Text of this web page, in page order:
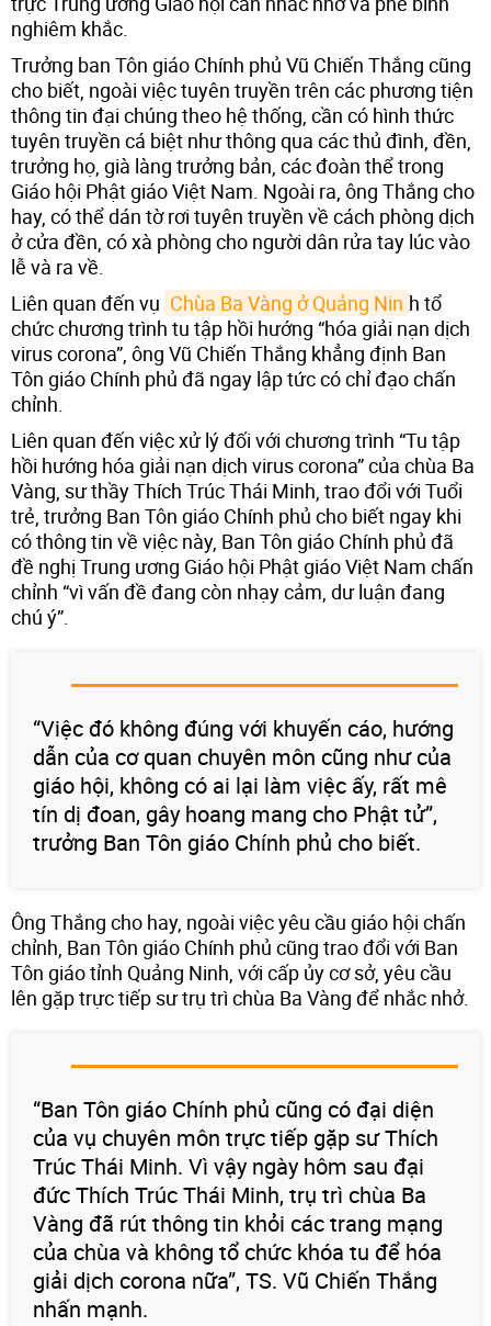
nghiêm khắc.
Trưởng ban Tôn giáo Chính phủ Vũ Chiến Thắng cũng
cho biết, ngoài việc tuyên truyền trên các phương tiện
thông tin đại chúng theo hệ thống, cần có hình thức
tuyên truyền cá biệt như thông qua các thủ đình, đền,
trưởng họ, già làng trưởng bản, các đoàn thể trong
Giáo hội Phật giáo Việt Nam. Ngoài ra, ông Thắng cho
hay, có thể dán tờ rơi tuyên truyền về cách phòng dịch
ở cửa đền, có xà phòng cho người dân rửa tay lúc vào
lễ và ra về.
Liên quan đến vụ Chùa Ba Vàng ở Quảng Nin h tổ
chức chương trình tu tập hồi hướng “hóa giải nạn dịch
virus corona”, ông Vũ Chiến Thắng khẳng định Ban
Tôn giáo Chính phủ đã ngay lập tức có chỉ đạo chấn
chỉnh.
Liên quan đến việc xử lý đối với chương trình “Tu tập
hồi hướng hóa giải nạn dịch virus corona” của chùa Ba
Vàng, sư thầy Thích Trúc Thái Minh, trao đổi với Tuổi
trẻ, trưởng Ban Tôn giáo Chính phủ cho biết ngay khi
có thông tin về việc này, Ban Tôn giáo Chính phủ đã
đề nghị Trung ương Giáo hội Phật giáo Việt Nam chấn
chỉnh “vì vấn đề đang còn nhạy cảm, dư luận đang
chú ý”.
“Việc đó không đúng với khuyến cáo, hướng
dẫn của cơ quan chuyên môn cũng như của
giáo hội, không có ai lại làm việc ấy, rất mê
tín dị đoan, gây hoang mang cho Phật tử”,
trưởng Ban Tôn giáo Chính phủ cho biết.
Ông Thắng cho hay, ngoài việc yêu cầu giáo hội chấn
chỉnh, Ban Tôn giáo Chính phủ cũng trao đổi với Ban
Tôn giáo tỉnh Quảng Ninh, với cấp ủy cơ sở, yêu cầu
lên gặp trực tiếp sư trụ trì chùa Ba Vàng để nhắc nhở.
“Ban Tôn giáo Chính phủ cũng có đại diện
của vụ chuyên môn trực tiếp gặp sư Thích
Trúc Thái Minh. Vì vậy ngày hôm sau đại
đức Thích Trúc Thái Minh, trụ trì chùa Ba
Vàng đã rút thông tin khỏi các trang mạng
của chùa và không tổ chức khóa tu để hóa
giải dịch corona nữa”, TS. Vũ Chiến Thắng
nhấn mạnh.